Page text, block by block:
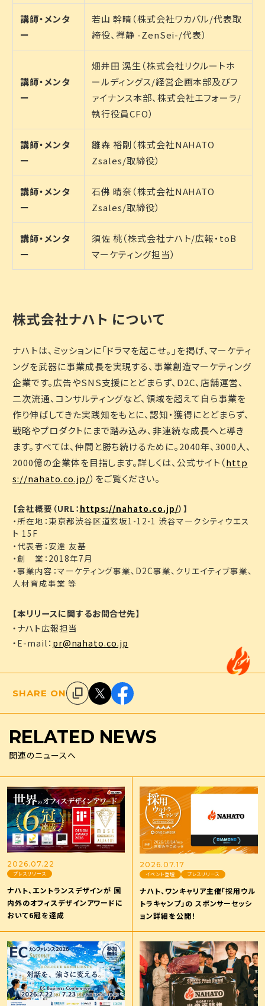
講師・メンタ
ー
若山 幹晴（株式会社ワカパル/代表取
締役、禅静 -ZenSei-/代表）
講師・メンタ
ー
畑井田 滉生（株式会社リクルートホ
ールディングス/経営企画本部及びフ
ァイナンス本部、株式会社エフォーラ/
執行役員CFO）
講師・メンタ
ー
雛森 裕剛（株式会社NAHATO
Zsales/取締役）
講師・メンタ
ー
石佛 晴奈（株式会社NAHATO
Zsales/取締役）
講師・メンタ
ー
須佐 桃（株式会社ナハト/広報・toB
マーケティング担当）
株式会社ナハト について
ナハトは、ミッションに「ドラマを起こせ。」を掲げ、マーケティ
ングを武器に事業成長を実現する、事業創造マーケティング
企業です。広告やSNS支援にとどまらず、D2C、店舗運営、
二次流通、コンサルティングなど、領域を超えて自ら事業を
作り伸ばしてきた実践知をもとに、認知・獲得にとどまらず、
戦略やプロダクトにまで踏み込み、非連続な成長へと導き
ます。すべては、仲間と勝ち続けるために。2040年、3000人、
2000億の企業体を目指します。詳しくは、公式サイト（http
s://nahato.co.jp/）をご覧ください。
【会社概要（URL： https://nahato.co.jp/）】
・所在地：東京都渋谷区道玄坂1-12-1 渋谷マークシティウエス
ト 15F
・代表者：安達 友基
・創 業：2018年7月
・事業内容：マーケティング事業、D2C事業、クリエイティブ事業、
人材育成事業 等
【本リリースに関するお問合せ先】
・ナハト広報担当
・E-mail： pr@nahato.co.jp
SHARE ON
RELATED NEWS
関連のニュースへ
2026.07.22
プレスリリース
ナハト、エントランスデザインが 国
内外のオフィスデザインアワードに
おいて6冠を達成
2026.07.17
イベント登壇 プレスリリース
ナハト、ワンキャリア主催「採用ウル
トラキャンプ」の スポンサーセッシ
ョン詳細を公開！